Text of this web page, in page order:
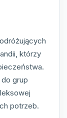
którzy
grup
potrzeb.